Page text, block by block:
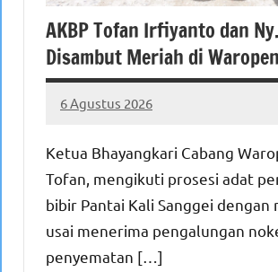
AKBP Tofan Irfiyanto dan
Disambut Meriah di Waropen
6 Agustus 2026
MEPAGO
No
Ketua Bhayangkari Cabang
Tofan, mengikuti prosesi adat
bibir Pantai Kali Sanggei dengan
usai menerima pengalungan
penyematan […]